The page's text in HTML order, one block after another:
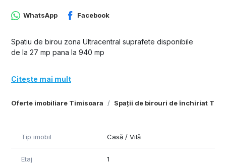
Oferte imobiliare Timisoara Spații de birouri de închiriat
WhatsApp Facebook
Spatiu de birou zona Ultracentral suprafete disponibile
de la 27 mp pana la 940 mp
Citește mai mult
Tip imobil Casă / Vilă
Etaj 1